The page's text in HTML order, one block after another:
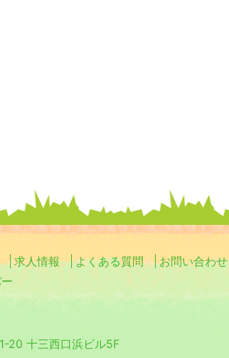
求人情報 よくある質問
お問い合わせ
20 十三西口浜ビル5F